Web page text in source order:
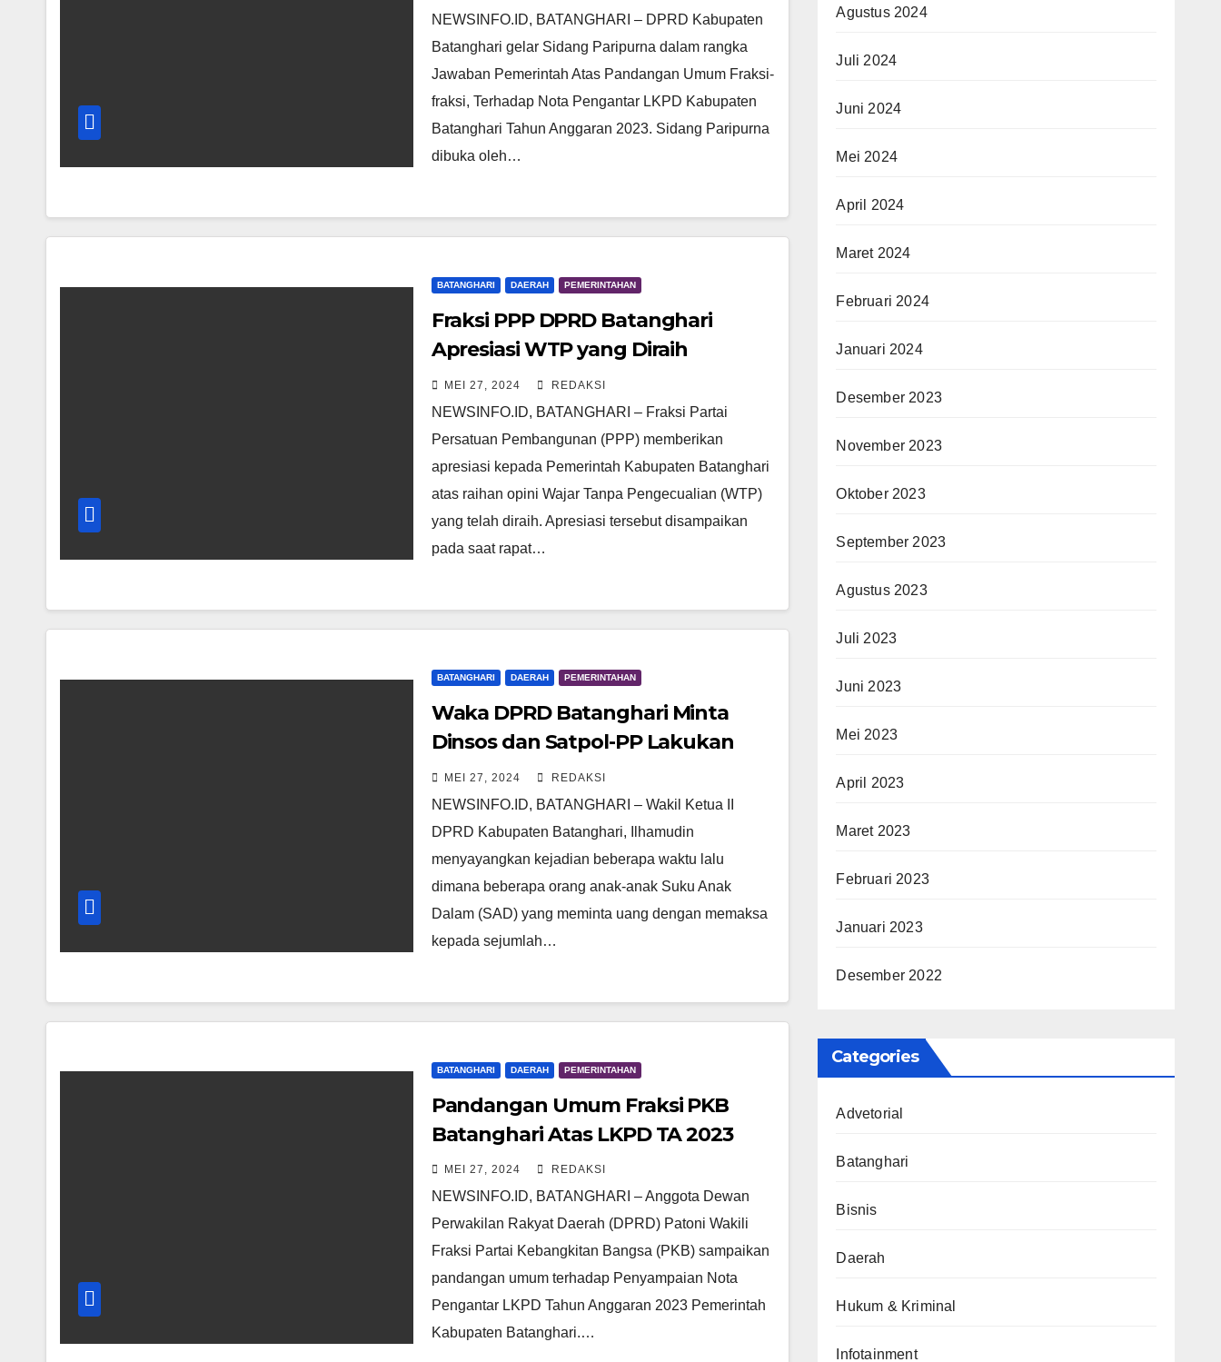
Umum Fraksi
NEWSINFO.ID, BATANGHARI – DPRD Kabupaten
Batanghari gelar Sidang Paripurna dalam rangka
Jawaban Pemerintah Atas Pandangan Umum Fraksi-
fraksi, Terhadap Nota Pengantar LKPD Kabupaten
Batanghari Tahun Anggaran 2023. Sidang Paripurna
dibuka oleh…
BATANGHARI DAERAH PEMERINTAHAN
Fraksi PPP DPRD Batanghari
Apresiasi WTP yang Diraih
Pemkab
MEI 27, 2024 REDAKSI
NEWSINFO.ID, BATANGHARI – Fraksi Partai
Persatuan Pembangunan (PPP) memberikan
apresiasi kepada Pemerintah Kabupaten Batanghari
atas raihan opini Wajar Tanpa Pengecualian (WTP)
yang telah diraih. Apresiasi tersebut disampaikan
pada saat rapat…
BATANGHARI DAERAH PEMERINTAHAN
Waka DPRD Batanghari Minta
Dinsos dan Satpol-PP Lakukan
Pembinaan Kepada SAD
MEI 27, 2024 REDAKSI
NEWSINFO.ID, BATANGHARI – Wakil Ketua II
DPRD Kabupaten Batanghari, Ilhamudin
menyayangkan kejadian beberapa waktu lalu
dimana beberapa orang anak-anak Suku Anak
Dalam (SAD) yang meminta uang dengan memaksa
kepada sejumlah…
BATANGHARI DAERAH PEMERINTAHAN
Pandangan Umum Fraksi PKB
Batanghari Atas LKPD TA 2023
MEI 27, 2024 REDAKSI
NEWSINFO.ID, BATANGHARI – Anggota Dewan
Perwakilan Rakyat Daerah (DPRD) Patoni Wakili
Fraksi Partai Kebangkitan Bangsa (PKB) sampaikan
pandangan umum terhadap Penyampaian Nota
Pengantar LKPD Tahun Anggaran 2023 Pemerintah
Kabupaten Batanghari.…
Agustus 2024
Juli 2024
Juni 2024
Mei 2024
April 2024
Maret 2024
Februari 2024
Januari 2024
Desember 2023
November 2023
Oktober 2023
September 2023
Agustus 2023
Juli 2023
Juni 2023
Mei 2023
April 2023
Maret 2023
Februari 2023
Januari 2023
Desember 2022
Categories
Advetorial
Batanghari
Bisnis
Daerah
Hukum & Kriminal
Infotainment